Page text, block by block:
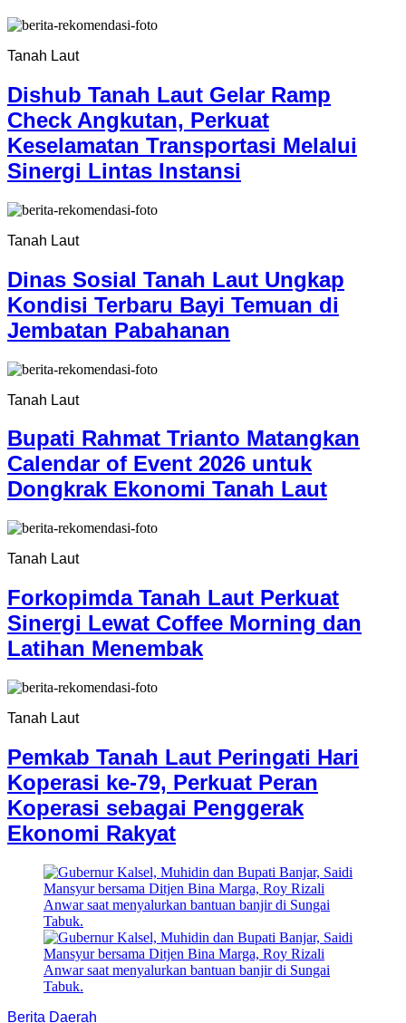
Tanah Laut
Dishub Tanah Laut Gelar Ramp
Check Angkutan, Perkuat
Keselamatan Transportasi Melalui
Sinergi Lintas Instansi
Tanah Laut
Dinas Sosial Tanah Laut Ungkap
Kondisi Terbaru Bayi Temuan di
Jembatan Pabahanan
Tanah Laut
Bupati Rahmat Trianto Matangkan
Calendar of Event 2026 untuk
Dongkrak Ekonomi Tanah Laut
Tanah Laut
Forkopimda Tanah Laut Perkuat
Sinergi Lewat Coffee Morning dan
Latihan Menembak
Tanah Laut
Pemkab Tanah Laut Peringati Hari
Koperasi ke-79, Perkuat Peran
Koperasi sebagai Penggerak
Ekonomi Rakyat
Berita Daerah